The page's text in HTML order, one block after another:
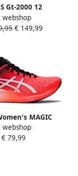
Gt-2000 12
Oranje 1
2 Vrouw
webshop
€ 149,99
MAGIC
Running Shoes
webshop
€ 79,99